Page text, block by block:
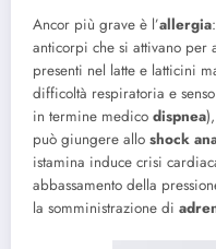
Ancor più grave è l’allergia
anticorpi che si attivano per
presenti nel latte e latticini
difficoltà respiratoria e
in termine medico dispnea
può giungere allo shock
istamina induce crisi
abbassamento della
la somministrazione di